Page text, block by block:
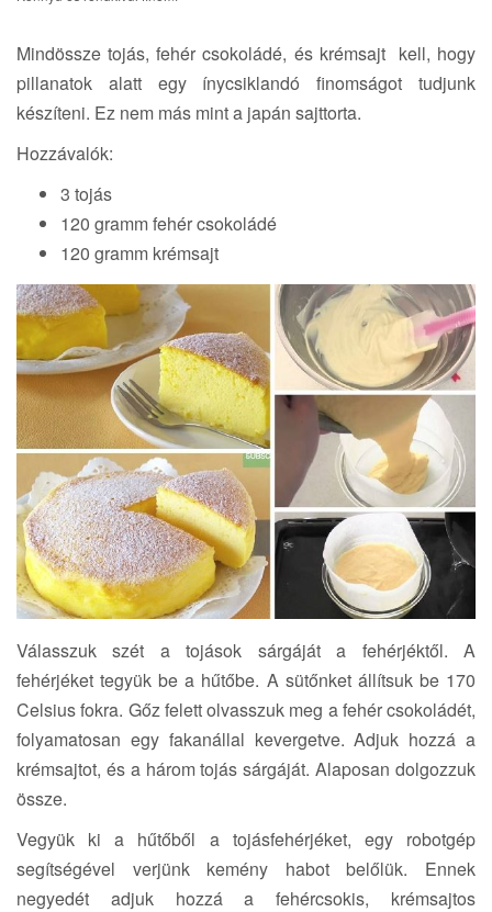
o
Mindössze tojás, fehér csokoládé, és krémsajt kell, hogy
pillanatok alatt egy ínycsiklandó finomságot tudjunk
készíteni. Ez nem más mint a japán sajttorta.
Hozzávalók:
3 tojás
120 gramm fehér csokoládé
120 gramm krémsajt
Válasszuk szét a tojások sárgáját a fehérjéktől. A
fehérjéket tegyük be a hűtőbe. A sütőnket állítsuk be 170
Celsius fokra. Gőz felett olvasszuk meg a fehér csokoládét,
folyamatosan egy fakanállal kevergetve. Adjuk hozzá a
krémsajtot, és a három tojás sárgáját. Alaposan dolgozzuk
össze.
Vegyük ki a hűtőből a tojásfehérjéket, egy robotgép
segítségével verjünk kemény habot belőlük. Ennek
negyedét adjuk hozzá a fehércsokis, krémsajtos